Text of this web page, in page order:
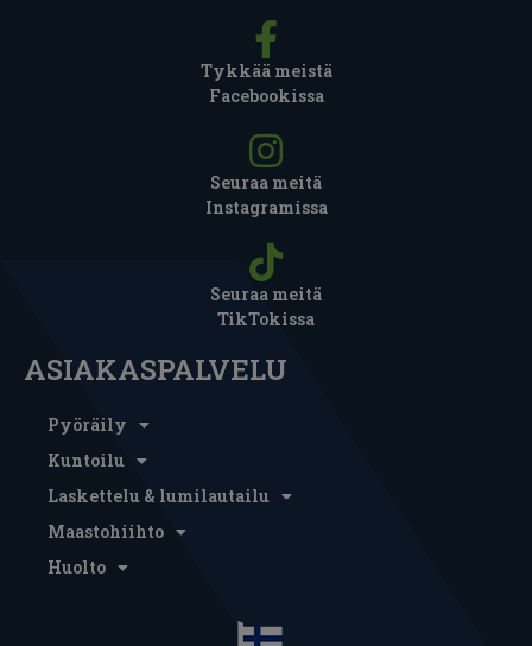
Tykkää meistä
Facebookissa
Seuraa meitä
Instagramissa
Seuraa meitä
TikTokissa
ASIAKASPALVELU
Pyöräily
Kuntoilu
Laskettelu & lumilautailu
Maastohiihto
Huolto